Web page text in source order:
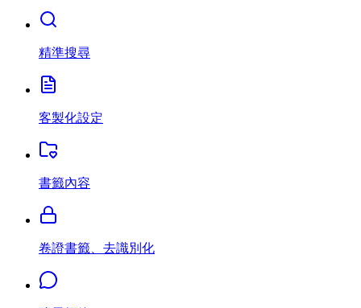
精準搜尋
客製化設定
書籤內容
卷證書籤、去識別化